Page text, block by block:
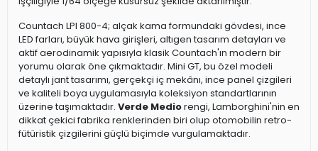
Countach LPI 800-4; alçak kama formundaki gövdesi, ince
LED farları, büyük hava girişleri, altıgen tasarım detayları ve
aktif aerodinamik yapısıyla klasik Countach'ın modern bir
yorumu olarak öne çıkmaktadır. Mini GT, bu özel modeli
detaylı jant tasarımı, gerçekçi iç mekânı, ince panel çizgileri
ve kaliteli boya uygulamasıyla koleksiyon standartlarının
üzerine taşımaktadır. Verde Mediorengi, Lamborghini'nin en
dikkat çekici fabrika renklerinden biri olup otomobilin retro-
fütüristik çizgilerini güçlü biçimde vurgulamaktadır.